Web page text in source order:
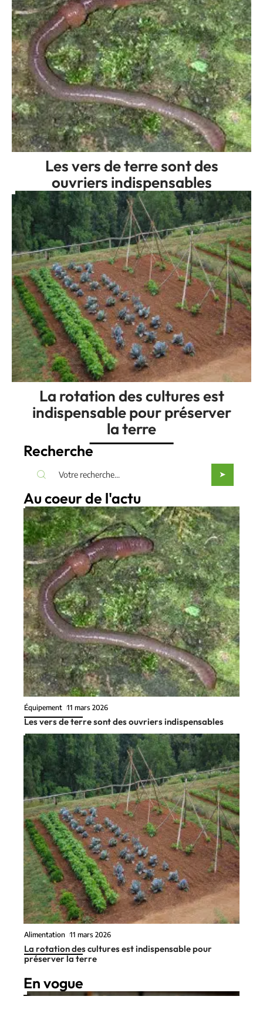
Les vers de terre sont des
ouvriers indispensables
La rotation des cultures est
indispensable pour préserver
la terre
Recherche
Au coeur de l'actu
Équipement 11 mars 2026
Les vers de terre sont des ouvriers indispensables
Alimentation 11 mars 2026
La rotation des cultures est indispensable pour
préserver la terre
En vogue